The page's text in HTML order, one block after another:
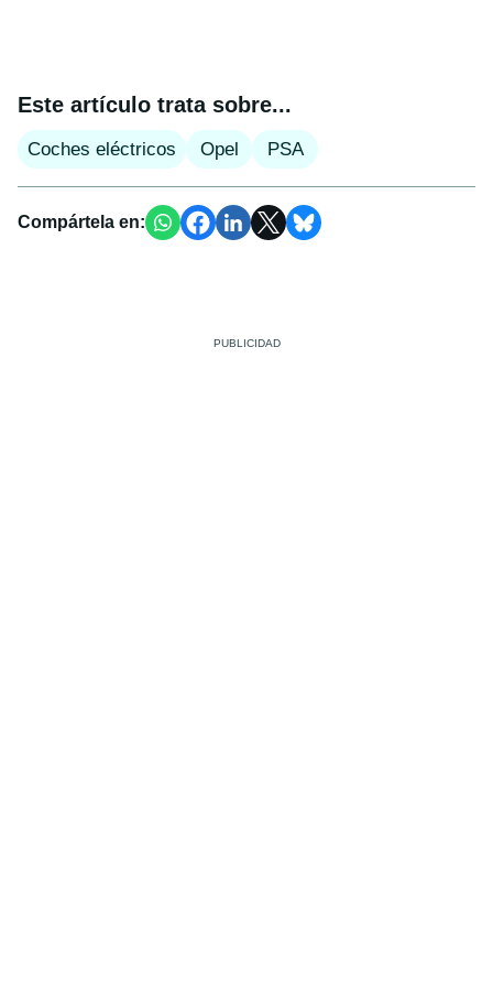
Este artículo trata sobre...
Coches eléctricos Opel PSA
Compártela en: